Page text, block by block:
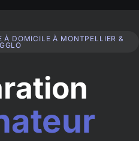
À DOMICILE À MONTPELLIER &